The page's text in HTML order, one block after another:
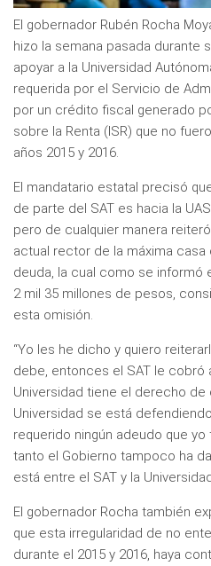
El gobernador Rubén Rocha
hizo la semana pasada durante
apoyar a la Universidad
requerida por el Servicio de
por un crédito fiscal generado
sobre la Renta (ISR) que no
años 2015 y 2016.
El mandatario estatal precisó
de parte del SAT es hacia la
pero de cualquier manera
actual rector de la máxima
deuda, la cual como se informó
2 mil 35 millones de pesos,
esta omisión.
“Yo les he dicho y quiero
debe, entonces el SAT le cobró
Universidad tiene el derecho
Universidad se está
requerido ningún adeudo que
tanto el Gobierno tampoco ha
está entre el SAT y la
El gobernador Rocha también
que esta irregularidad de no
durante el 2015 y 2016, haya